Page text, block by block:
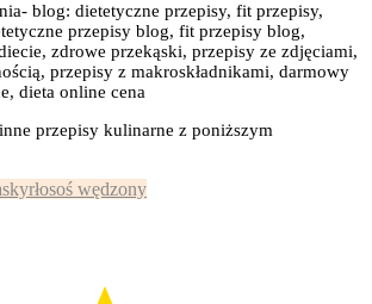
blog: dietetyczne przepisy, fit przepisy,
przepisy blog, fit przepisy blog,
zdrowe przekąski, przepisy ze zdjęciami,
przepisy z makroskładnikami, darmowy
dieta online cena
przepisy kulinarne z poniższym
skyrłosoś wędzony